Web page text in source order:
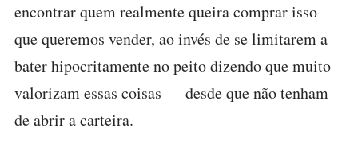
encontrar quem realmente queira comprar isso
que queremos vender, ao invés de se limitarem a
bater hipocritamente no peito dizendo que muito
valorizam essas coisas — desde que não tenham
de abrir a carteira.